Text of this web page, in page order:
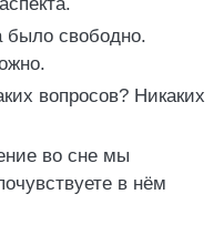
было свободно.
вопросов? Никаких
во сне мы
в нём